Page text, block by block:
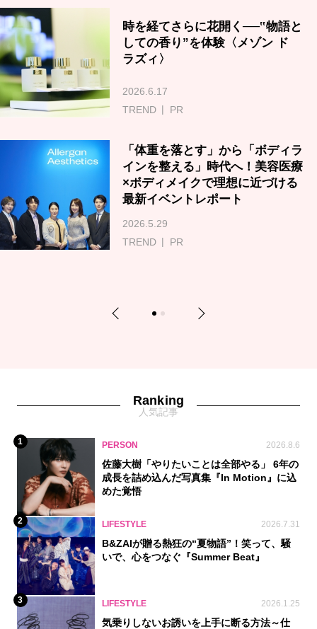
時を経てさらに花開く──‟物語と
しての香り”を体験〈メゾン ド
ラズィ〉
2026.6.17
TREND
PR
「体重を落とす」から「ボディラ
インを整える」時代へ！美容医療
×ボディメイクで理想に近づける
最新イベントレポート
2026.5.29
TREND
PR
Previous 1 2 Next
Ranking
人気記事
1 PERSON 2026.8.6
佐藤大樹「やりたいことは全部やる」 6年の
成長を詰め込んだ写真集『In Motion』に込
めた覚悟
2 LIFESTYLE 2026.7.31
B&ZAIが贈る熱狂の“夏物語”！笑って、騒
いで、心をつなぐ『Summer Beat』
3 LIFESTYLE 2026.1.25
気乗りしないお誘いを上手に断る方法～仕